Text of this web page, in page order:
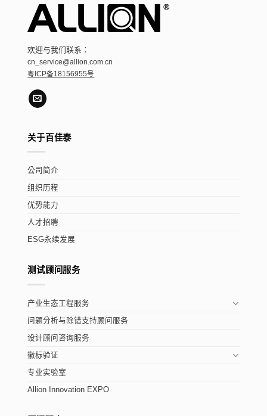
欢迎与我们联系：
cn_service@allion.com.cn
粤ICP备18156955号
关于百佳泰
公司简介
组织历程
优势能力
人才招聘
ESG永续发展
测试顾问服务
产业生态工程服务
问题分析与除错支持顾问服务
设计顾问咨询服务
徽标验证
专业实验室
Allion Innovation EXPO